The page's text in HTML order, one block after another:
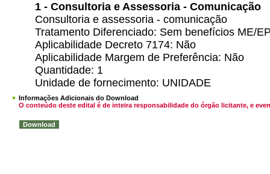
1 - Consultoria e Assessoria - Comunicação
Consultoria e assessoria - comunicação
Tratamento Diferenciado: Sem benefícios ME/
Aplicabilidade Decreto 7174: Não
Aplicabilidade Margem de Preferência: Não
Quantidade: 1
Unidade de fornecimento: UNIDADE
Informações Adicionais do Download
O conteúdo deste edital é de inteira responsabilidade do órgão licitante, e